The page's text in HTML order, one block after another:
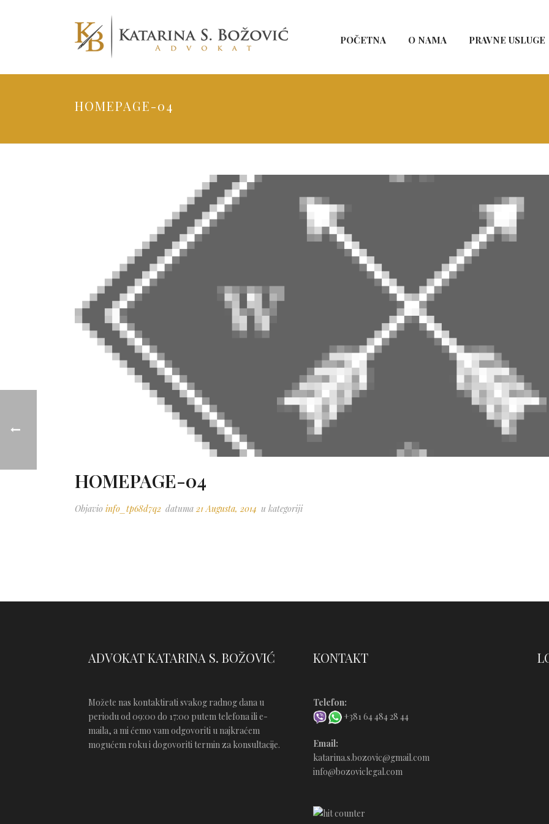
POČETNA O NAMA PRAVNE USLUGE
HOMEPAGE-04
HOMEPAGE-04
Objavio info_tp68d7q2 datuma 21 Augusta, 2014 u kategoriji
ADVOKAT KATARINA S. BOŽOVIĆ
Možete nas kontaktirati svakog radnog dana u
periodu od 09:00 do 17:00 putem telefona ili e-
maila, a mi ćemo vam odgovoriti u najkraćem
mogućem roku i dogovoriti termin za konsultacije.
KONTAKT
Telefon:
+381 64 484 28 44
Email:
katarina.s.bozovic@gmail.com
info@bozoviclegal.com